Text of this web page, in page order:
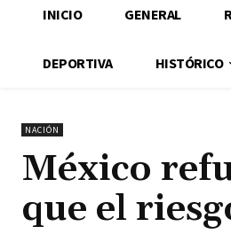
INICIO GENERAL
DEPORTIVA HISTÓRICO
NACIÓN
México
que el